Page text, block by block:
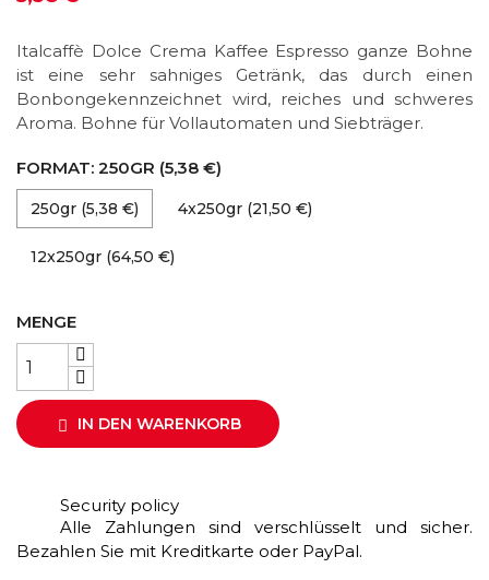
Italcaffè Dolce Crema Kaffee Espresso ganze Bohne
ist eine sehr sahniges Getränk, das durch einen
Bonbongekennzeichnet wird, reiches und schweres
Aroma. Bohne für Vollautomaten und Siebträger.
FORMAT: 250GR (5,38 €)
250gr (5,38 €) 4x250gr (21,50 €)
12x250gr (64,50 €)
MENGE
 IN DEN WARENKORB
Security policy
Alle Zahlungen sind verschlüsselt und sicher.
Bezahlen Sie mit Kreditkarte oder PayPal.